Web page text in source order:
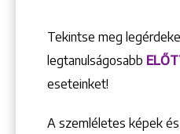
Tekintse meg
legtanulságosabb
eseteinket!
A szemléletes képek